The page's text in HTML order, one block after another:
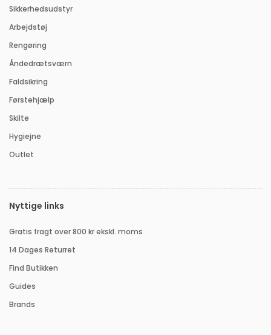
Sikkerhedsudstyr
Arbejdstøj
Rengøring
Åndedrætsværn
Faldsikring
Førstehjælp
Skilte
Hygiejne
Outlet
Nyttige links
Gratis fragt over 800 kr ekskl. moms
14 Dages Returret
Find Butikken
Guides
Brands